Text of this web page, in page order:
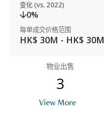
变化 (vs. 2022)
0%
每单成交价格范围
HK$ 30M - HK$ 30M
物业出售
3
View More